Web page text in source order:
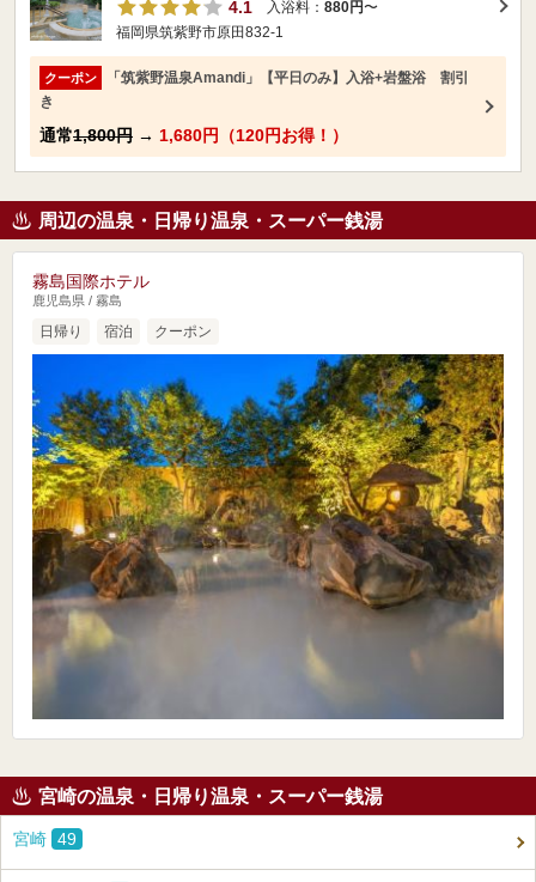
4.1 入浴料： 880円〜
福岡県筑紫野市原田832-1
クーポン
「筑紫野温泉Amandi」【平日のみ】入浴+岩盤浴 割引
き
通常1,800円 → 1,680円（120円お得！）
周辺の温泉・日帰り温泉・スーパー銭湯
霧島国際ホテル
鹿児島県 / 霧島
日帰り 宿泊 クーポン
宮崎の温泉・日帰り温泉・スーパー銭湯
宮崎 49